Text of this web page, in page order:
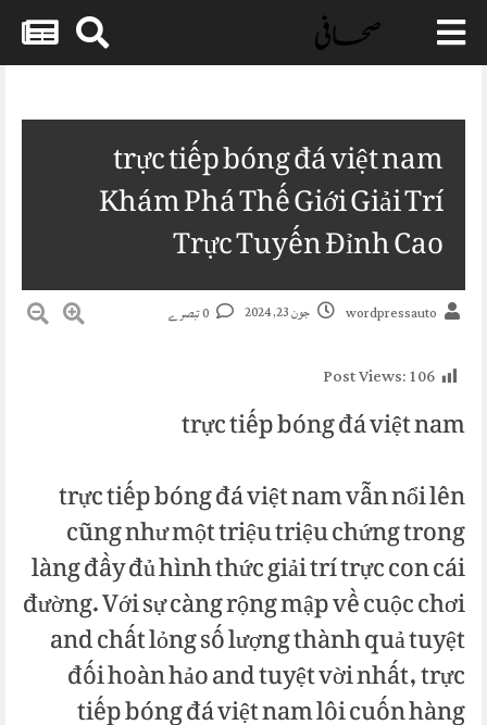
Skip
trực tiếp bóng đá việt nam
Khám Phá Thế Giới Giải Trí
Trực Tuyến Đỉnh Cao
wordpressauto جون 23, 2024
Post Views:106
trực tiếp bóng đá việt nam
trực tiếp bóng đá việt nam vẫn nổi lên
cũng như một triệu triệu chứng trong
làng đầy đủ hình thức giải trí trực con cái
đường. Với sự càng rộng mập về cuộc chơi
and chất lỏng số lượng thành quả tuyệt
đối hoàn hảo and tuyệt vời nhất, trực